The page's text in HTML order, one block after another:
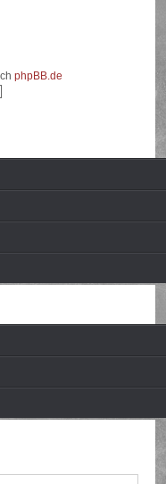
phpBB.de